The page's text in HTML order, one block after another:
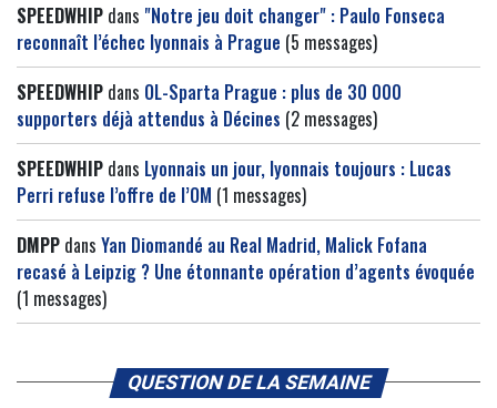
SPEEDWHIP dans "Notre jeu doit changer" : Paulo Fonseca
reconnaît l’échec lyonnais à Prague (5 messages)
SPEEDWHIP dans OL-Sparta Prague : plus de 30 000
supporters déjà attendus à Décines (2 messages)
SPEEDWHIP dans Lyonnais un jour, lyonnais toujours : Lucas
Perri refuse l’offre de l’OM (1 messages)
DMPP dans Yan Diomandé au Real Madrid, Malick Fofana
recasé à Leipzig ? Une étonnante opération d’agents évoquée
(1 messages)
QUESTION DE LA SEMAINE